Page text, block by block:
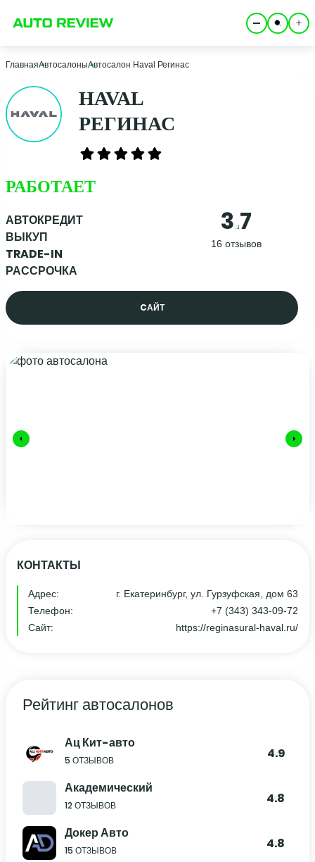
ГлавнаяАвтосалоныАвтосалон Haval Регинас
HAVAL
РЕГИНАС
3.7
16 отзывов
РАБОТАЕТ
АВТОКРЕДИТ
ВЫКУП
TRADE-IN
РАССРОЧКА
CАЙТ
КОНТАКТЫ
Адрес:
г. Екатеринбург, ул. Гурзуфская, дом 63
Телефон:
+7 (343) 343-09-72
Сайт:
https://reginasural-haval.ru/
Рейтинг автосалонов
Ац Кит-авто
5 ОТЗЫВОВ 4.9
Академический
12 ОТЗЫВОВ 4.8
Докер Авто
15 ОТЗЫВОВ 4.8